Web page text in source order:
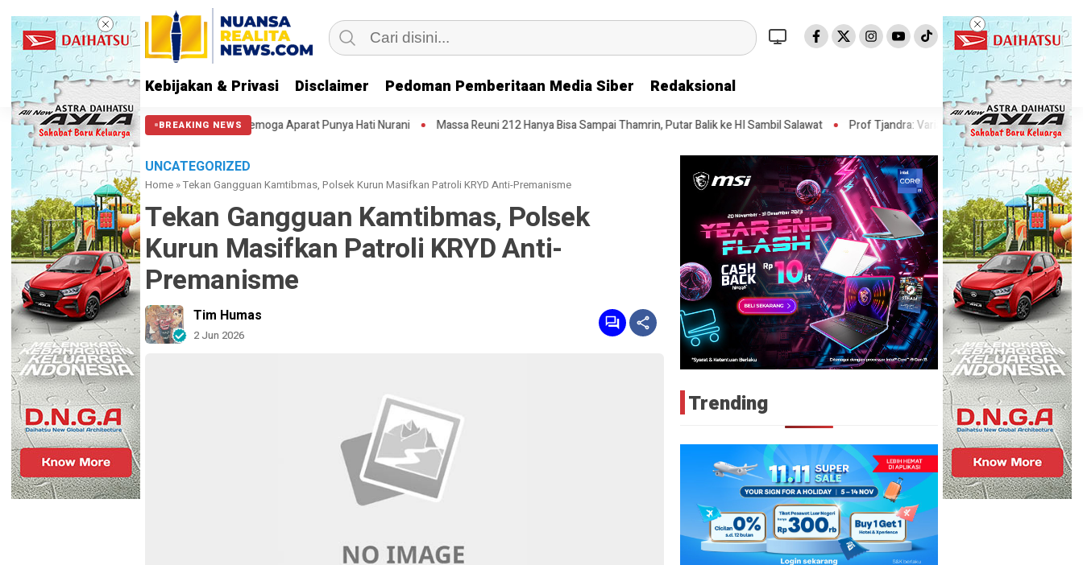
Kebijakan & Privasi Disclaimer Pedoman Pemberitaan Media Siber Redaksional
BREAKING NEWS
Massa di Patung Kuda: Semoga Aparat Punya Hati Nurani Massa Reuni 212 Hanya Bisa Sampai Thamrin, Putar Balik ke HI Sambil Salawat Prof Tjandra: Varian Omicron Mungkin Berdampak pada Obat
UNCATEGORIZED
Home »Tekan Gangguan Kamtibmas, Polsek Kurun Masifkan Patroli KRYD Anti-Premanisme
Tekan Gangguan Kamtibmas, Polsek
Kurun Masifkan Patroli KRYD Anti-
Premanisme
Tim Humas
2 Jun 2026
Trending